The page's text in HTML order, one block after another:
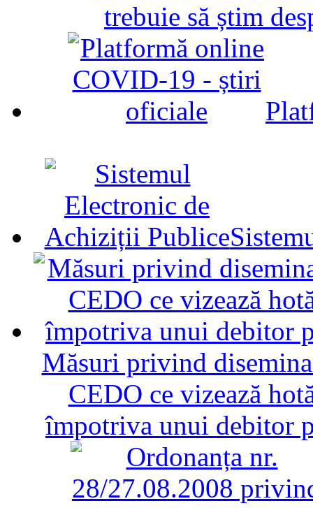
trebuie să știm
Măsuri privind
CEDO ce vizează
împotriva unui debitor